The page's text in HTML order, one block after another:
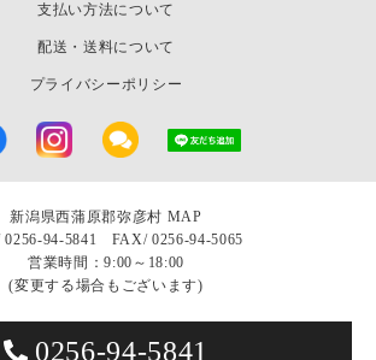
支払い方法について
配送・送料について
プライバシーポリシー
新潟県西蒲原郡弥彦村 MAP
0256-94-5841 FAX/ 0256-94-5065
営業時間：9:00～18:00
(変更する場合もございます)
0256-94-5841